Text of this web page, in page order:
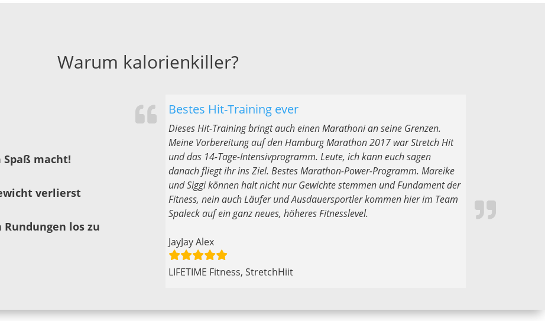
Warum kalorienkiller?
Spaß macht!
verlierst
los zu
Bestes Hit-Training ever
Dieses Hit-Training bringt auch einen Marathoni an seine Grenzen.
Meine Vorbereitung auf den Hamburg Marathon 2017 war Stretch Hit
und das 14-Tage-Intensivprogramm. Leute, ich kann euch sagen
danach fliegt ihr ins Ziel. Bestes Marathon-Power-Programm. Mareike
und Siggi können halt nicht nur Gewichte stemmen und Fundament der
Fitness, nein auch Läufer und Ausdauersportler kommen hier im Team
Spaleck auf ein ganz neues, höheres Fitnesslevel.
JayJay Alex
LIFETIME Fitness, StretchHiit